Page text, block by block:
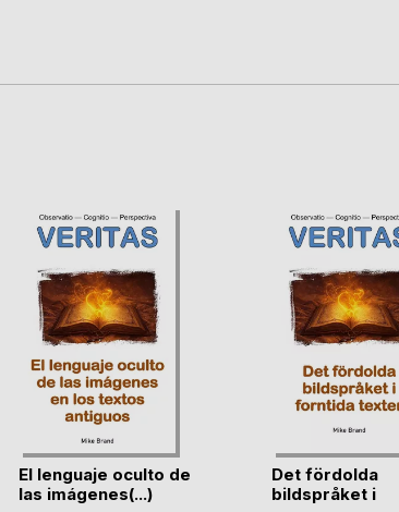
El lenguaje oculto de
las imágenes(...)
Det fördolda
bildspråket i